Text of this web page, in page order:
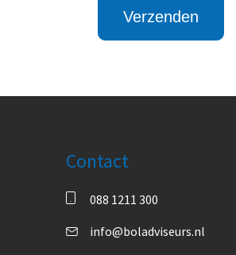
Contact
088 1211 300
info@boladviseurs.nl